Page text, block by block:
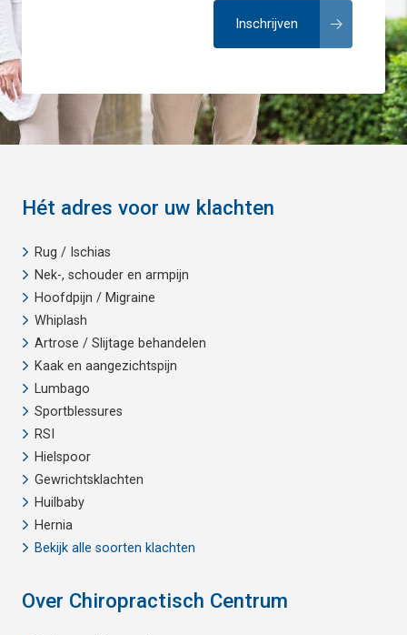
Hét adres voor uw klachten
Rug / Ischias
Nek-, schouder en armpijn
Hoofdpijn / Migraine
Whiplash
Artrose / Slijtage behandelen
Kaak en aangezichtspijn
Lumbago
Sportblessures
RSI
Hielspoor
Gewrichtsklachten
Huilbaby
Hernia
Bekijk alle soorten klachten
Over Chiropractisch Centrum